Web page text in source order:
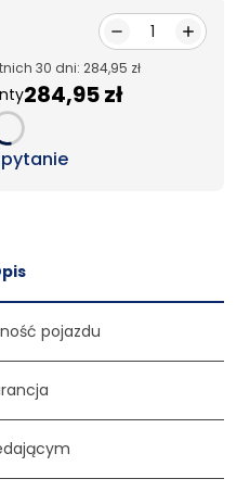
1
30 dni: 284,95 zł
284,95 zł
pojazdu